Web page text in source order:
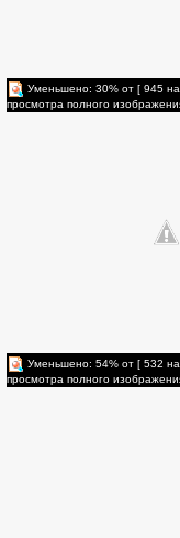
Уменьшено: 30% от [ 945
просмотра полного
Уменьшено: 54% от [ 532
просмотра полного